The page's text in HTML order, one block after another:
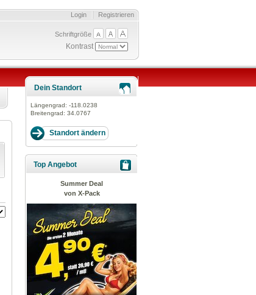
Registrieren
Login
Schriftgröße
Kontrast
Dein Standort
Längengrad: -118.0238
Breitengrad: 34.0767
Top Angebot
Summer Deal
von X-Pack